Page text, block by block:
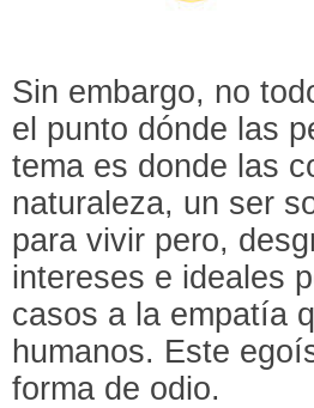
Sin embargo, no
el punto dónde las
tema es donde las
naturaleza, un ser
para vivir pero,
intereses e ideales
casos a la empatía
humanos. Este
forma de odio.